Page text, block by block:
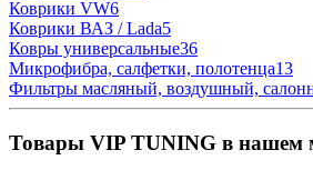
Коврики VW6
Коврики ВАЗ / Lada5
Ковры универсальные36
Микрофибра, салфетки, полотенца13
Фильтры масляный, воздушный,
Товары VIP TUNING в нашем